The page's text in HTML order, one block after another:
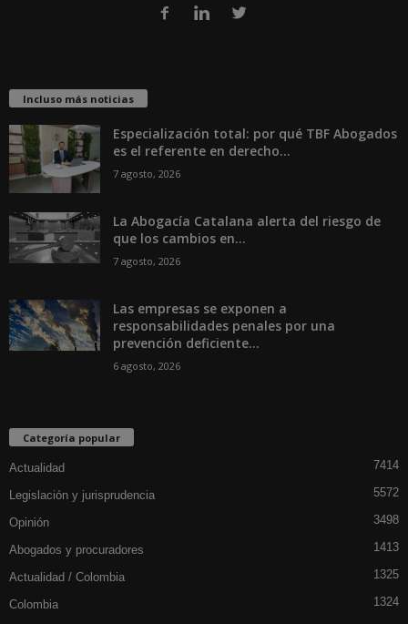
Incluso más noticias
Especialización total: por qué TBF Abogados
es el referente en derecho...
7 agosto, 2026
La Abogacía Catalana alerta del riesgo de
que los cambios en...
7 agosto, 2026
Las empresas se exponen a
responsabilidades penales por una
prevención deficiente...
6 agosto, 2026
Categoría popular
Actualidad 7414
Legislación y jurisprudencia 5572
Opinión 3498
Abogados y procuradores 1413
Actualidad / Colombia 1325
Colombia
1324